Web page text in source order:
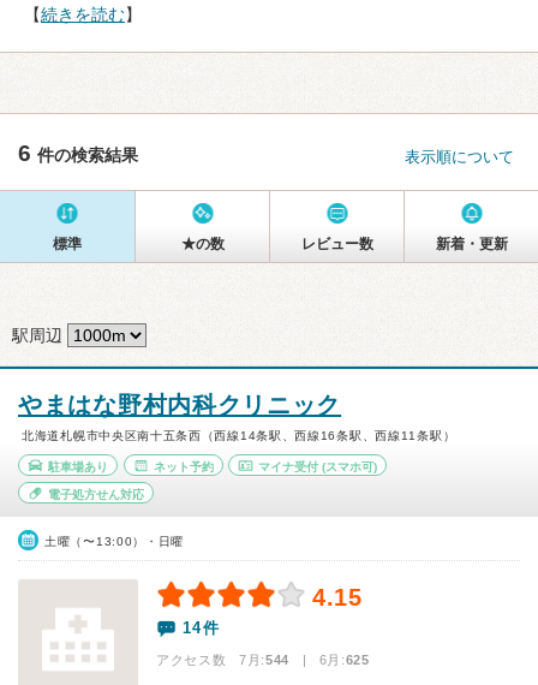
【続きを読む】
6 件の検索結果 表示順について
標準 ★の数 レビュー数 新着・更新
駅周辺
やまはな野村内科クリニック
北海道札幌市中央区南十五条西（西線14条駅、西線16条駅、西線11条駅）
駐車場あり ネット予約 マイナ受付 (スマホ可)
電子処方せん対応
土曜（〜13:00）・日曜
4.15
14件
アクセス数 7月:544 | 6月:625